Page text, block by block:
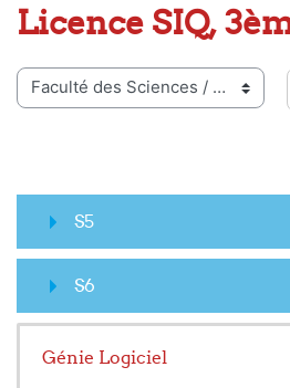
Licence SIQ,
S5
S6
Génie Logiciel